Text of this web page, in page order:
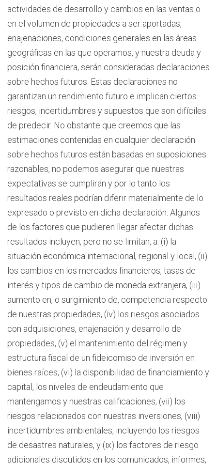
actividades de desarrollo y cambios en las ventas o
en el volumen de propiedades a ser aportadas,
enajenaciones, condiciones generales en las áreas
geográficas en las que operamos, y nuestra deuda y
posición financiera, serán consideradas declaraciones
sobre hechos futuros. Estas declaraciones no
garantizan un rendimiento futuro e implican ciertos
riesgos, incertidumbres y supuestos que son difíciles
de predecir. No obstante que creemos que las
estimaciones contenidas en cualquier declaración
sobre hechos futuros están basadas en suposiciones
razonables, no podemos asegurar que nuestras
expectativas se cumplirán y por lo tanto los
resultados reales podrían diferir materialmente de lo
expresado o previsto en dicha declaración. Algunos
de los factores que pudieren llegar afectar dichas
resultados incluyen, pero no se limitan, a: (i) la
situación económica internacional, regional y local, (ii)
los cambios en los mercados financieros, tasas de
interés y tipos de cambio de moneda extranjera, (iii)
aumento en, o surgimiento de, competencia respecto
de nuestras propiedades, (iv) los riesgos asociados
con adquisiciones, enajenación y desarrollo de
propiedades, (v) el mantenimiento del régimen y
estructura fiscal de un fideicomiso de inversión en
bienes raíces, (vi) la disponibilidad de financiamiento y
capital, los niveles de endeudamiento que
mantengamos y nuestras calificaciones, (vii) los
riesgos relacionados con nuestras inversiones, (viii)
incertidumbres ambientales, incluyendo los riesgos
de desastres naturales, y (ix) los factores de riesgo
adicionales discutidos en los comunicados, informes,